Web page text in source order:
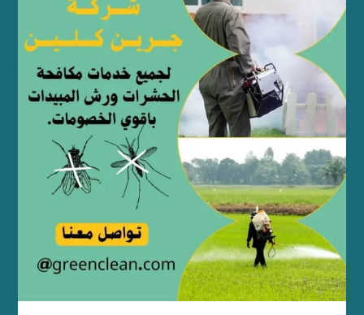
في
راس
الخيمه